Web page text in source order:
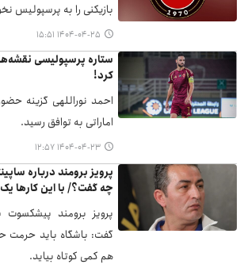
بازیکنی را به پرسپولیس
۱۴۰۴-۰۴-۲۵ ۱۵:۵۱
ستاره پرسپولیسی
کرد!
احمد نوراللهی گزینه
اماراتی به توافق رسید.
۱۴۰۴-۰۴-۲۳ ۱۲:۵۷
پرویز برومند درباره
چه گفت؟/ با این کارها
پرویز برومند پیشکسوت
گفت: باشگاه باید حرمت
هم کمی کوتاه بیاید.